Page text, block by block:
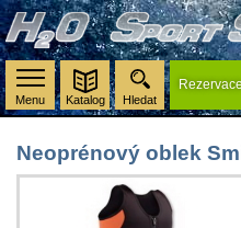
Menu
Rezervace
Hledat
Neoprénový oblek
Katalog